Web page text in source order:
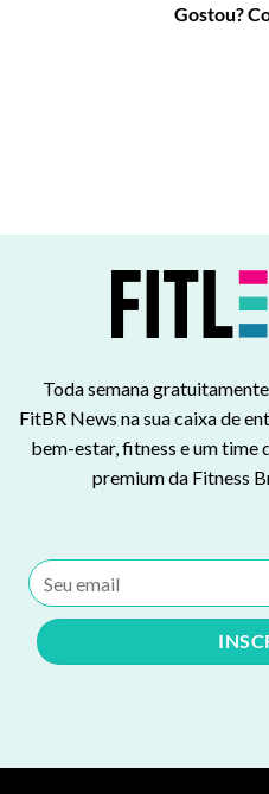
Gostou?
Toda semana
FitBR News na sua caixa de
bem-estar, fitness e um time
premium da Fitness